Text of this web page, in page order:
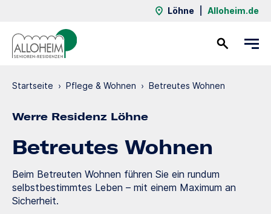
Löhne Alloheim.de
Startseite › Pflege & Wohnen › Betreutes Wohnen
Werre Residenz Löhne
Betreutes Wohnen
Beim Betreuten Wohnen führen Sie ein rundum
selbstbestimmtes Leben – mit einem Maximum an
Sicherheit.